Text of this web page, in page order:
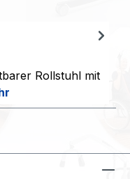
Rollstuhl mit